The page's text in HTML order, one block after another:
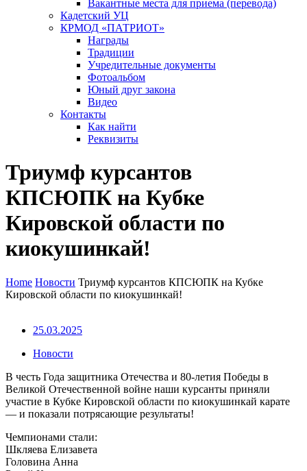
Вакантные места для приема (перевода)
Кадетский УЦ
КРМОД «ПАТРИОТ»
Награды
Традиции
Учредительные документы
Фотоальбом
Юный друг закона
Видео
Контакты
Как найти
Реквизиты
Триумф курсантов
КПСЮПК на Кубке
Кировской области по
киокушинкай!
Home Новости Триумф курсантов КПСЮПК на Кубке
Кировской области по киокушинкай!
25.03.2025
Новости
В честь Года защитника Отечества и 80-летия Победы в
Великой Отечественной войне наши курсанты приняли
участие в Кубке Кировской области по киокушинкай карате
— и показали потрясающие результаты!
Чемпионами стали:
Шкляева Елизавета
Головина Анна